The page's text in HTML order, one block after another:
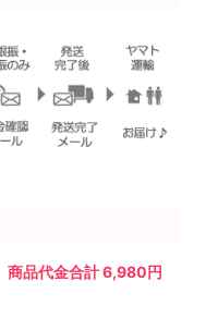
商品代金合計 6,980円